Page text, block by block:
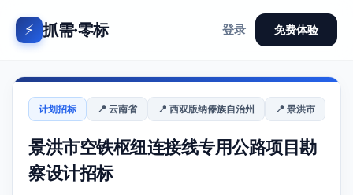
⚡ 抓需·零标 登录 免费体验
计划招标 📍 云南省 📍 西双版纳傣族自治州 📍 景洪市
景洪市空铁枢纽连接线专用公路项目勘
察设计招标